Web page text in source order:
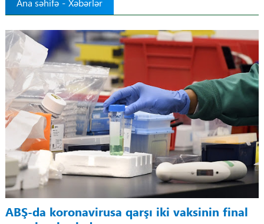
Ana səhifə - Xəbərlər
ABŞ-da koronavirusa qarşı iki vaksinin final
Regionlar
Elanlar
Gündəm
Tibbi maarifləndirmə
Mühüm hadisələr
COVID-19